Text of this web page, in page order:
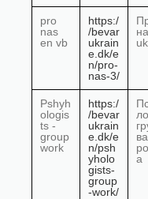
pro
nas
en vb
https:/
/bevar
ukrain
e.dk/e
n/pro-
nas-3/
Pshyh
ologis
ts -
group
work
https:/
/bevar
ukrain
e.dk/e
n/psh
yholo
gists-
group
-work/
ва
а